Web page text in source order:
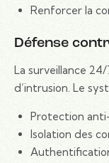
Renforcer la
Défense
La surveillance
d’intrusion. Le
Protection
Isolation des